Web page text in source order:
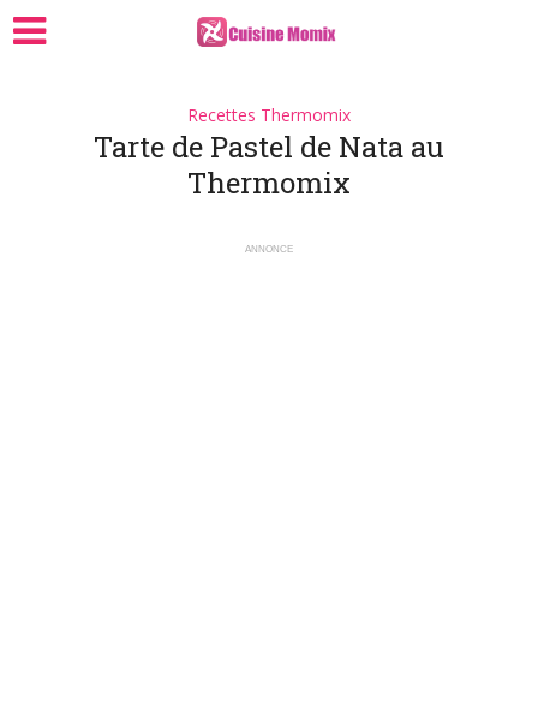
Recettes Thermomix
Tarte de Pastel de Nata au
Thermomix
ANNONCE